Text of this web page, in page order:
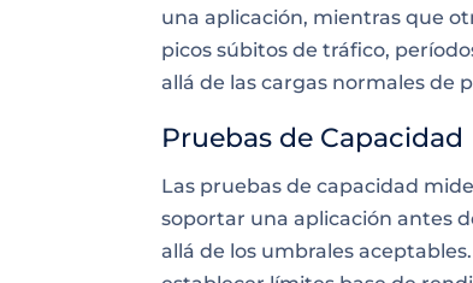
una aplicación, mientras que
picos súbitos de tráfico,
allá de las cargas normales de
Pruebas de Capacidad
Las pruebas de capacidad
soportar una aplicación antes
allá de los umbrales